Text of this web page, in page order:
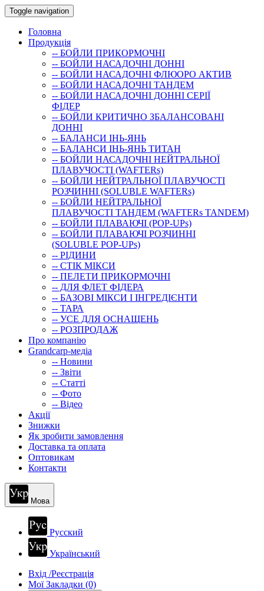
Toggle navigation
Головна
Продукція
-- БОЙЛИ ПРИКОРМОЧНI
-- БОЙЛИ НАСАДОЧНI ДОННI
-- БОЙЛИ НАСАДОЧНІ ФЛЮОРО АКТИВ
-- БОЙЛИ НАСАДОЧНІ ТАНДЕМ
-- БОЙЛИ НАСАДОЧНI ДОННI СЕРIÏ
ФIДЕР
-- БОЙЛИ КРИТИЧНО ЗБАЛАНСОВАНІ
ДОННІ
-- БАЛАНСИ ІНЬ-ЯНЬ
-- БАЛАНСИ ІНЬ-ЯНЬ ТИТАН
-- БОЙЛИ НАСАДОЧНI НЕЙТРАЛЬНОÏ
ПЛАВУЧОСТI (WAFTERs)
-- БОЙЛИ НЕЙТРАЛЬНОЇ ПЛАВУЧОСТІ
РОЗЧИННІ (SOLUBLE WAFTERs)
-- БОЙЛИ НЕЙТРАЛЬНОЇ
ПЛАВУЧОСТІ ТАНДЕМ (WAFTERs TANDEM)
-- БОЙЛИ ПЛАВАЮЧІ (POP-UPs)
-- БОЙЛИ ПЛАВАЮЧI РОЗЧИННI
(SOLUBLE POP-UPs)
-- РIДИНИ
-- СТIК МIКСИ
-- ПЕЛЕТИ ПРИКОРМОЧНІ
-- ДЛЯ ФЛЕТ ФІДЕРА
-- БАЗОВІ МІКСИ І ІНГРЕДІЄНТИ
-- ТАРА
-- УСЕ ДЛЯ ОСНАЩЕНЬ
-- РОЗПРОДАЖ
Про компанію
Grandcarp-медіа
-- Новини
-- Звіти
-- Статті
-- Фото
-- Відео
Акції
Знижки
Як зробити замовлення
Доставка та оплата
Оптовикам
Контакти
Мова
Русский
Український
Вхід /Реєстрація
Мої Закладки (0)